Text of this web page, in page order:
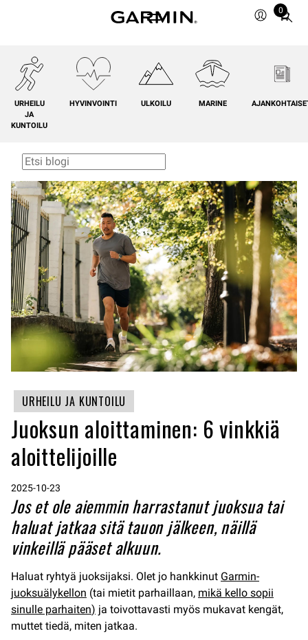
0
Total
0
URHEILU
JA
KUNTOILU
HYVINVOINTI ULKOILU MARINE
URHEILU JA KUNTOILU
Juoksun aloittaminen: 6 vinkkiä
aloittelijoille
2025-10-23
Jos et ole aiemmin harrastanut juoksua tai
haluat jatkaa sitä tauon jälkeen, näillä
vinkeillä pääset alkuun.
Haluat ryhtyä juoksijaksi. Olet jo hankkinut Garmin-
juoksuälykellon (tai mietit parhaillaan, mikä kello sopii
sinulle parhaiten) ja toivottavasti myös mukavat kengät,
muttet tiedä, miten jatkaa.